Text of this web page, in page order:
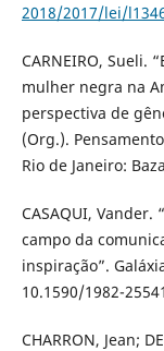
2018/2017/lei/
CARNEIRO, Sueli.
mulher negra na
perspectiva de
(Org.).
Rio de Janeiro:
CASAQUI,
campo da
inspiração”.
10.1590/1982-
CHARRON, Jean;